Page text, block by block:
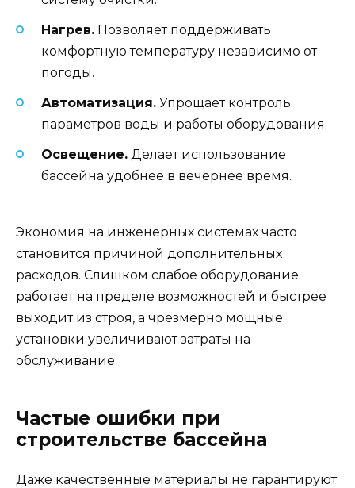
Нагрев. Позволяет поддерживать
комфортную температуру независимо от
погоды.
Автоматизация. Упрощает контроль
параметров воды и работы оборудования.
Освещение. Делает использование
бассейна удобнее в вечернее время.
Экономия на инженерных системах часто
становится причиной дополнительных
расходов. Слишком слабое оборудование
работает на пределе возможностей и быстрее
выходит из строя, а чрезмерно мощные
установки увеличивают затраты на
обслуживание.
Частые ошибки при
строительстве бассейна
Даже качественные материалы не гарантируют